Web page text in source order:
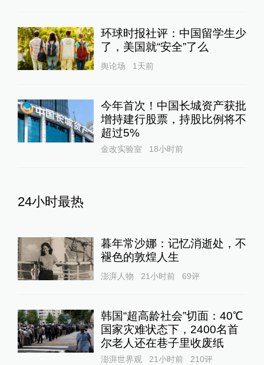
环球时报社评：中国留学生少
了，美国就“安全”了么
舆论场 1天前
今年首次！中国长城资产获批
增持建行股票，持股比例将不
超过5%
金改实验室 18小时前
24小时最热
暮年常沙娜：记忆消逝处，不
褪色的敦煌人生
澎湃人物 21小时前 69评
韩国“超高龄社会”切面：40℃
国家灾难状态下，2400名首
尔老人还在巷子里收废纸
澎湃世界观 21小时前 210评